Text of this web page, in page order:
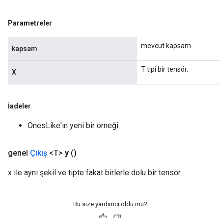
Parametreler
kapsam mevcut kapsam
X T tipi bir tensör.
İadeler
OnesLike'ın yeni bir örneği
genel Çıkış <T> y ()
x ile aynı şekil ve tipte fakat birlerle dolu bir tensör.
Bu size yardımcı oldu mu?